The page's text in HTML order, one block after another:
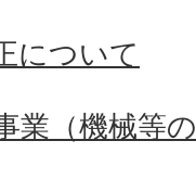
について
業（機械等